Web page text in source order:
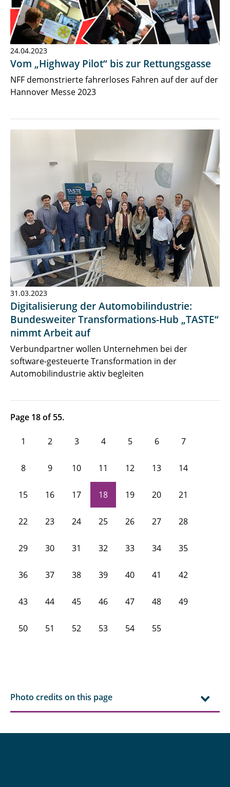
24.04.2023
Vom „Highway Pilot“ bis zur Rettungsgasse
NFF demonstrierte fahrerloses Fahren auf der auf der
Hannover Messe 2023
31.03.2023
Digitalisierung der Automobilindustrie:
Bundesweiter Transformations-Hub „TASTE“
nimmt Arbeit auf
Verbundpartner wollen Unternehmen bei der
software-gesteuerte Transformation in der
Automobilindustrie aktiv begleiten
Page 18 of 55.
1 2 3 4 5 6 7
8 9 10 11 12 13 14
15 16 17 18 19 20 21
22 23 24 25 26 27 28
29 30 31 32 33 34 35
36 37 38 39 40 41 42
43 44 45 46 47 48 49
50 51 52 53 54 55
Photo credits on this page